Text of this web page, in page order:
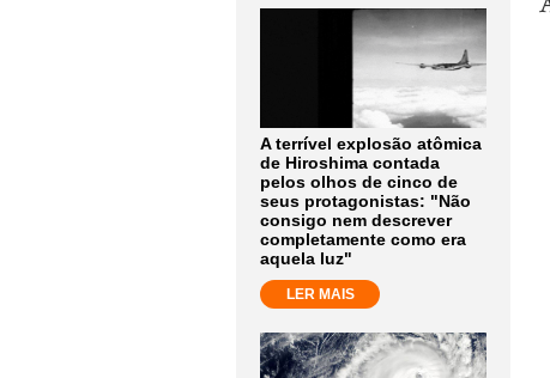
A terrível explosão atômica
de Hiroshima contada
pelos olhos de cinco de
seus protagonistas: "Não
consigo nem descrever
completamente como era
aquela luz"
LER MAIS